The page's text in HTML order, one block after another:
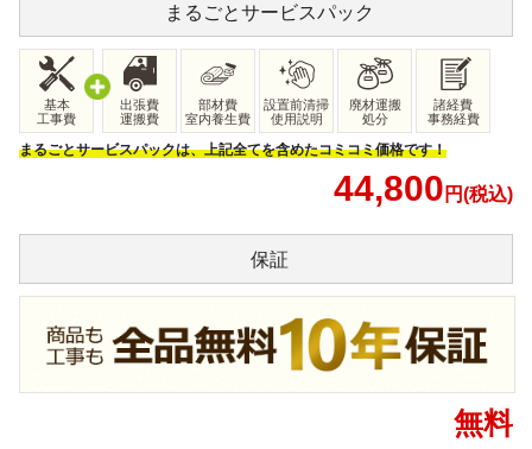
まるごとサービスパック
基本
工事費
出張費
運搬費
部材費
室内養生費
設置前清掃
使用説明
廃材運搬
処分
諸経費
事務経費
まるごとサービスパックは、上記全てを含めたコミコミ価格です！
44,800 円(税込)
保証
無料